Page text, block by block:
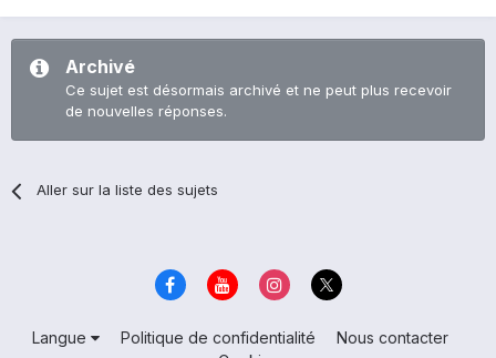
Archivé
Ce sujet est désormais archivé et ne peut plus recevoir
de nouvelles réponses.
Aller sur la liste des sujets
Langue Politique de confidentialité
Nous contacter